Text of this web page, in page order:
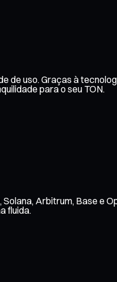
de uso. Graças à
para o seu TON.
Arbitrum, Base e
fluida.